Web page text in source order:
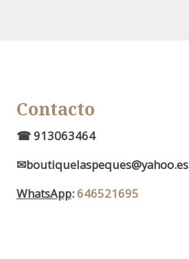
Contacto
☎ 913063464
✉boutiquelaspeques@yahoo.es
WhatsApp:646521695